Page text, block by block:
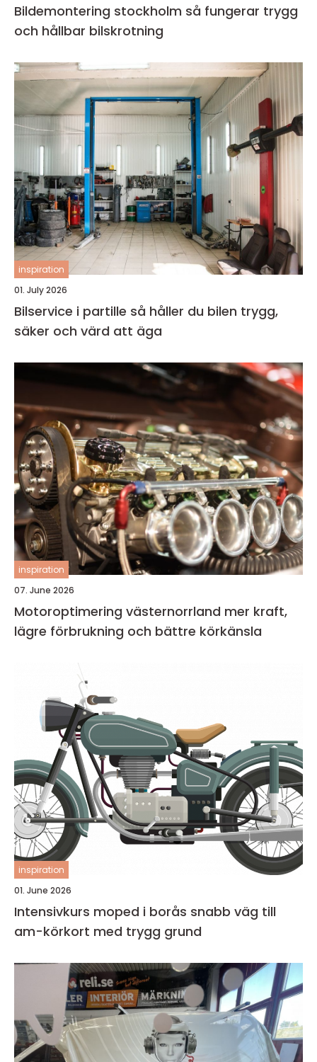
Bildemontering stockholm så fungerar trygg
och hållbar bilskrotning
inspiration
01. July 2026
Bilservice i partille så håller du bilen trygg,
säker och värd att äga
inspiration
07. June 2026
Motoroptimering västernorrland mer kraft,
lägre förbrukning och bättre körkänsla
inspiration
01. June 2026
Intensivkurs moped i borås snabb väg till
am-körkort med trygg grund